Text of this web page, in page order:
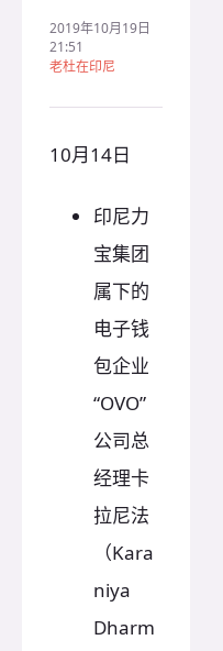
2019年10月19日
21:51
老杜在印尼
10月14日
印尼力
宝集团
属下的
电子钱
包企业
“OVO”
公司总
经理卡
拉尼法
（Kara
niya
Dharm